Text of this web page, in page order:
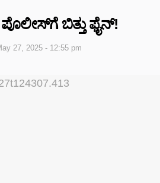
ಬಿತ್ತು ಫೈನ್!
27, 2025 - 12:55 pm